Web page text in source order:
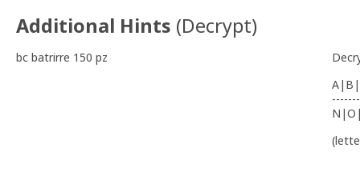
Additional Hints (Decrypt)
bc batrirre 150 pz